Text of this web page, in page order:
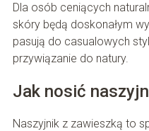
Dla osób ceniących
skóry będą doskonałym
pasują do casualowych
przywiązanie do natury.
Jak nosić
Naszyjnik z zawieszką to